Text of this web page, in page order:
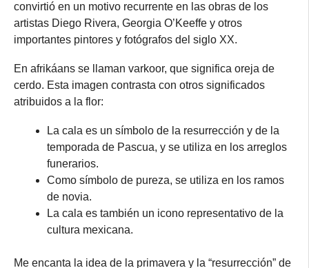
convirtió en un motivo recurrente en las obras de los
artistas Diego Rivera, Georgia O’Keeffe y otros
importantes pintores y fotógrafos del siglo XX.
En afrikáans se llaman varkoor, que significa oreja de
cerdo. Esta imagen contrasta con otros significados
atribuidos a la flor:
La cala es un símbolo de la resurrección y de la
temporada de Pascua, y se utiliza en los arreglos
funerarios.
Como símbolo de pureza, se utiliza en los ramos
de novia.
La cala es también un icono representativo de la
cultura mexicana.
Me encanta la idea de la primavera y la “resurrección” de